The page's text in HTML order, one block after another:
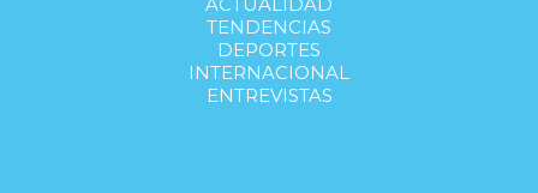
TENDENCIAS
DEPORTES
INTERNACIONAL
ENTREVISTAS